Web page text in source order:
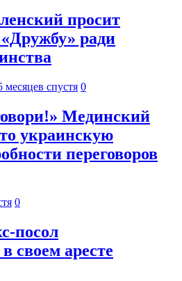
просит
ради
месяцев спустя 0
Мединский
украинскую
переговоров
0
посол
своем аресте